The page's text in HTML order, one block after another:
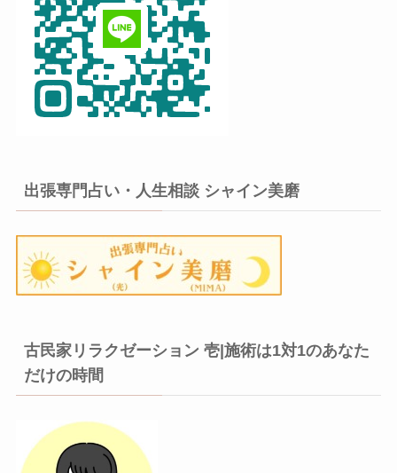
出張専門占い・人生相談 シャイン美磨
古民家リラクゼーション 壱|施術は1対1のあなた
だけの時間